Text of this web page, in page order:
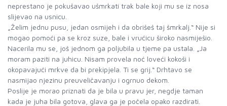
neprestano je pokušavao ušmrkati trak bale koji mu se iz nosa
slijevao na usnicu.
„Želim jednu pusu, jedan osmijeh i da obrišeš taj šmrkalj.“ Nije si
mogao pomoći pa se kroz suze, bale i vrućicu široko nasmiješio.
Nacerila mu se, još jednom ga poljubila u tjeme pa ustala. „Ja
moram paziti na juhicu. Nisam provela noć loveći kokoši i
okopavajući mrkve da bi prekipjela. Ti se grij.“ Drhtavo se
nasmijao njezinu preuveličavanju i ogrnuo dekom.
Poslije je morao priznati da je bila u pravu jer, negdje taman
kada je juha bila gotova, glava ga je počela opako razdirati.